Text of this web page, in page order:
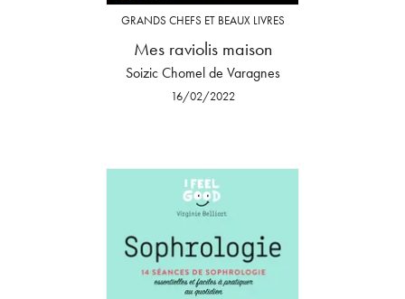
GRANDS CHEFS ET BEAUX LIVRES
Mes raviolis maison
Soizic Chomel de Varagnes
16/02/2022